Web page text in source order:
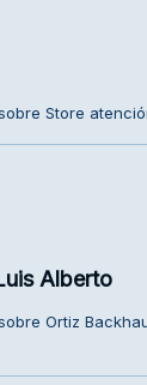
Store
Alberto
Ortiz